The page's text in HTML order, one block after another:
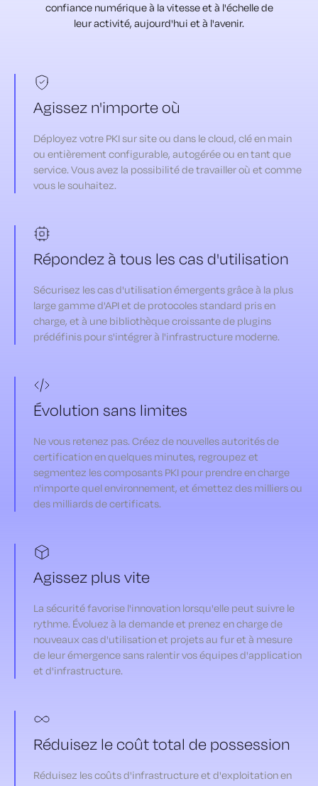
confiance numérique à la vitesseet à l'échelle de
leur activité, aujourd'hui et à l'avenir.
Agissez n'importe où
Déployez votre PKI sur site ou dans le cloud, clé en main
ou entièrement configurable, autogérée ou en tant que
service. Vous avez la possibilité de travailler où et comme
vous le souhaitez.
Répondez à tous les cas d'utilisation
Sécurisez les cas d'utilisation émergents grâce à la plus
large gamme d'API et de protocoles standard pris en
charge, et à une bibliothèque croissante de plugins
prédéfinis pour s'intégrer à l'infrastructure moderne.
Évolution sans limites
Ne vous retenez pas. Créez de nouvelles autorités de
certification en quelques minutes, regroupez et
segmentez les composants PKI pour prendre en charge
n'importe quel environnement, et émettez des milliers ou
des milliards de certificats.
Agissez plus vite
La sécurité favorise l'innovation lorsqu'elle peut suivre le
rythme. Évoluez à la demande et prenez en charge de
nouveaux cas d'utilisation et projets au fur et à mesure
de leur émergence sans ralentir vos équipes d'application
et d'infrastructure.
Réduisez le coût total de possession
Réduisez les coûts d'infrastructure et d'exploitation en